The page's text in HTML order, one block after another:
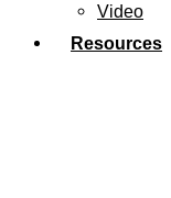
Video
Resources